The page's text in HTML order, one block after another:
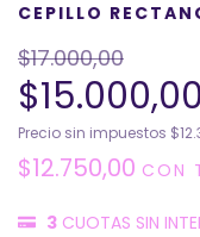
CEPILLO
$17.000,00
$15.000,00
Precio sin impuestos
$12.750,00 CON
3 CUOTAS SIN